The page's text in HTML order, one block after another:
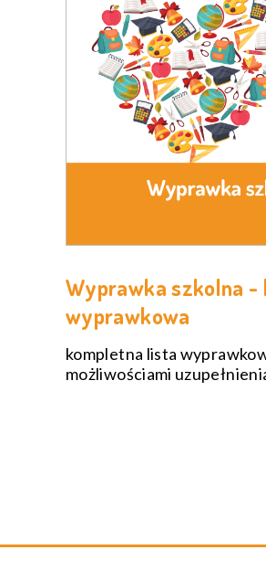
Wyprawka szkolna -
wyprawkowa
kompletna lista
możliwościami